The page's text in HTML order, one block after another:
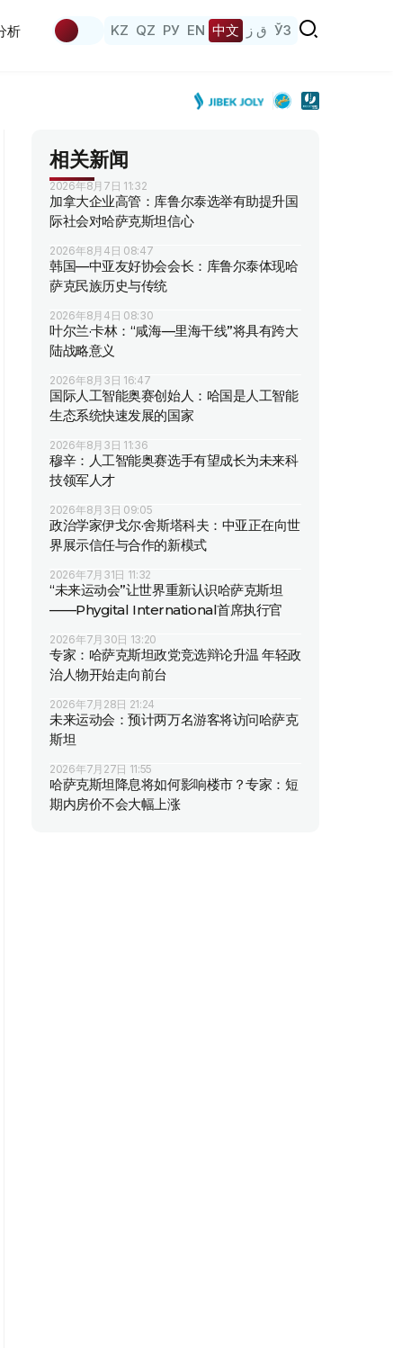
析 KZ QZ РУ EN 中文 ق ز ЎЗ
相关新闻
2026年8月7日 11:32
加拿大企业高管：库鲁尔泰选举有助提升国
际社会对哈萨克斯坦信心
2026年8月4日 08:47
韩国—中亚友好协会会长：库鲁尔泰体现哈
萨克民族历史与传统
2026年8月4日 08:30
叶尔兰·卡林：“咸海—里海干线”将具有跨大
陆战略意义
2026年8月3日 16:47
国际人工智能奥赛创始人：哈国是人工智能
生态系统快速发展的国家
2026年8月3日 11:36
穆辛：人工智能奥赛选手有望成长为未来科
技领军人才
2026年8月3日 09:05
政治学家伊戈尔·舍斯塔科夫：中亚正在向世
界展示信任与合作的新模式
2026年7月31日 11:32
“未来运动会”让世界重新认识哈萨克斯坦
——Phygital International首席执行官
2026年7月30日 13:20
专家：哈萨克斯坦政党竞选辩论升温 年轻政
治人物开始走向前台
2026年7月28日 21:24
未来运动会：预计两万名游客将访问哈萨克
斯坦
2026年7月27日 11:55
哈萨克斯坦降息将如何影响楼市？专家：短
期内房价不会大幅上涨